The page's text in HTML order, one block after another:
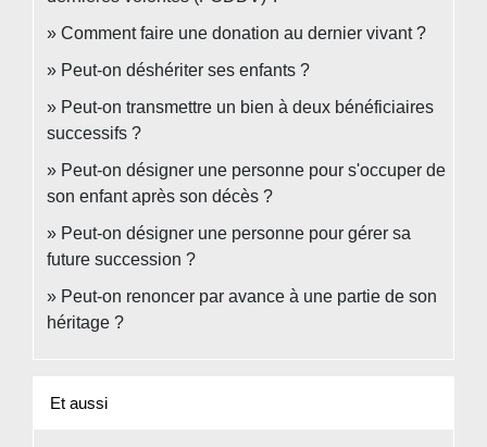
Comment faire une donation au dernier vivant ?
Peut-on déshériter ses enfants ?
Peut-on transmettre un bien à deux bénéficiaires
successifs ?
Peut-on désigner une personne pour s'occuper de
son enfant après son décès ?
Peut-on désigner une personne pour gérer sa
future succession ?
Peut-on renoncer par avance à une partie de son
héritage ?
Et aussi